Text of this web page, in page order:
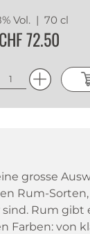
Vol. | 70 cl
CHF 72.50
grosse
Rum-
Rum gibt
Farben: von